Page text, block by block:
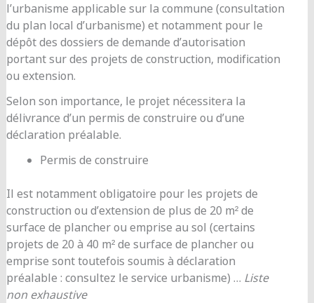
l’urbanisme applicable sur la commune (consultation
du plan local d’urbanisme) et notamment pour le
dépôt des dossiers de demande d’autorisation
portant sur des projets de construction, modification
ou extension.
Selon son importance, le projet nécessitera la
délivrance d’un permis de construire ou d’une
déclaration préalable.
Permis de construire
Il est notamment obligatoire pour les projets de
construction ou d’extension de plus de 20 m² de
surface de plancher ou emprise au sol (certains
projets de 20 à 40 m² de surface de plancher ou
emprise sont toutefois soumis à déclaration
préalable : consultez le service urbanisme) … Liste
non exhaustive